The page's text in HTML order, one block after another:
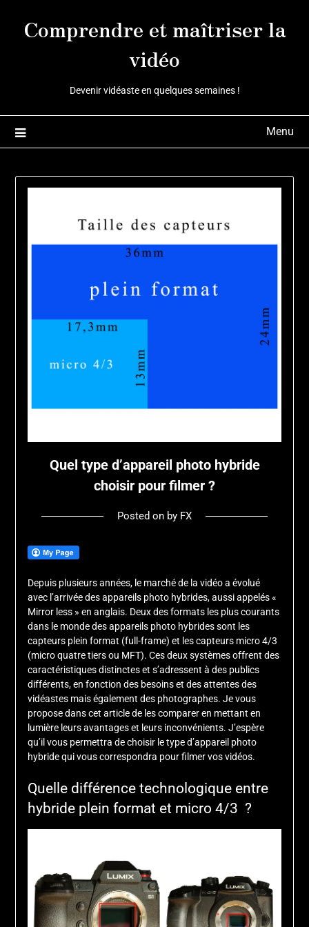
Comprendre et maîtriser la
vidéo
Devenir vidéaste en quelques semaines !
Menu
Quel type d’appareil photo hybride
choisir pour filmer ?
Posted on by FX
Depuis plusieurs années, le marché de la vidéo a évolué
avec l’arrivée des appareils photo hybrides, aussi appelés «
Mirror less » en anglais. Deux des formats les plus courants
dans le monde des appareils photo hybrides sont les
capteurs plein format (full-frame) et les capteurs micro 4/3
(micro quatre tiers ou MFT). Ces deux systèmes offrent des
caractéristiques distinctes et s’adressent à des publics
différents, en fonction des besoins et des attentes des
vidéastes mais également des photographes. Je vous
propose dans cet article de les comparer en mettant en
lumière leurs avantages et leurs inconvénients. J’espère
qu’il vous permettra de choisir le type d’appareil photo
hybride qui vous correspondra pour filmer vos vidéos.
Quelle différence technologique entre
hybride plein format et micro 4/3 ?